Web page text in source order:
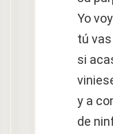
Yo
tú
si
y a
de